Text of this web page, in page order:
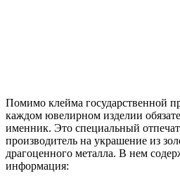
Помимо клейма государственной
каждом ювелирном изделии
именник. Это специальный
производитель на украшение из
драгоценного металла. В нем
информация: